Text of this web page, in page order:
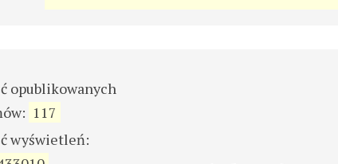
opublikowanych
117
wyświetleń: